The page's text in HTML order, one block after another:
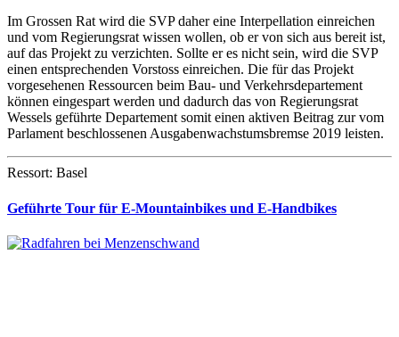
Im Grossen Rat wird die SVP daher eine Interpellation einreichen
und vom Regierungsrat wissen wollen, ob er von sich aus bereit ist,
auf das Projekt zu verzichten. Sollte er es nicht sein, wird die SVP
einen entsprechenden Vorstoss einreichen. Die für das Projekt
vorgesehenen Ressourcen beim Bau- und Verkehrsdepartement
können eingespart werden und dadurch das von Regierungsrat
Wessels geführte Departement somit einen aktiven Beitrag zur vom
Parlament beschlossenen Ausgabenwachstumsbremse 2019 leisten.
Ressort: Basel
Geführte Tour für E-Mountainbikes und E-Handbikes